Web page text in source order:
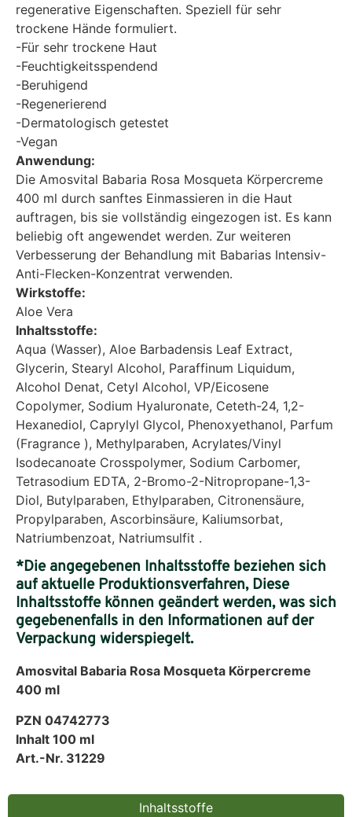
Inhaltsstoffe
regenerative Eigenschaften. Speziell für sehr
trockene Hände formuliert.
-Für sehr trockene Haut
-Feuchtigkeitsspendend
-Beruhigend
-Regenerierend
-Dermatologisch getestet
-Vegan
Anwendung:
Die Amosvital Babaria Rosa Mosqueta Körpercreme
400 ml durch sanftes Einmassieren in die Haut
auftragen, bis sie vollständig eingezogen ist. Es kann
beliebig oft angewendet werden. Zur weiteren
Verbesserung der Behandlung mit Babarias Intensiv-
Anti-Flecken-Konzentrat verwenden.
Wirkstoffe:
Aloe Vera
Inhaltsstoffe:
Aqua (Wasser), Aloe Barbadensis Leaf Extract,
Glycerin, Stearyl Alcohol, Paraffinum Liquidum,
Alcohol Denat, Cetyl Alcohol, VP/Eicosene
Copolymer, Sodium Hyaluronate, Ceteth-24, 1,2-
Hexanediol, Caprylyl Glycol, Phenoxyethanol, Parfum
(Fragrance ), Methylparaben, Acrylates/Vinyl
Isodecanoate Crosspolymer, Sodium Carbomer,
Tetrasodium EDTA, 2-Bromo-2-Nitropropane-1,3-
Diol, Butylparaben, Ethylparaben, Citronensäure,
Propylparaben, Ascorbinsäure, Kaliumsorbat,
Natriumbenzoat, Natriumsulfit .
*Die angegebenen Inhaltsstoffe beziehen sich
auf aktuelle Produktionsverfahren, Diese
Inhaltsstoffe können geändert werden, was sich
gegebenenfalls in den Informationen auf der
Verpackung widerspiegelt.
Amosvital Babaria Rosa Mosqueta Körpercreme
400 ml
PZN 04742773
Inhalt 100 ml
Art.-Nr. 31229